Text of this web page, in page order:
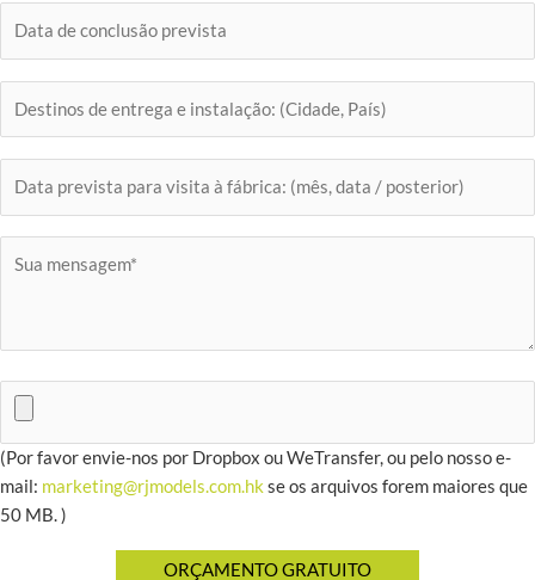
(Por favor envie-nos por Dropbox ou WeTransfer, ou pelo nosso e-
mail: marketing@rjmodels.com.hk se os arquivos forem maiores que
50 MB. )